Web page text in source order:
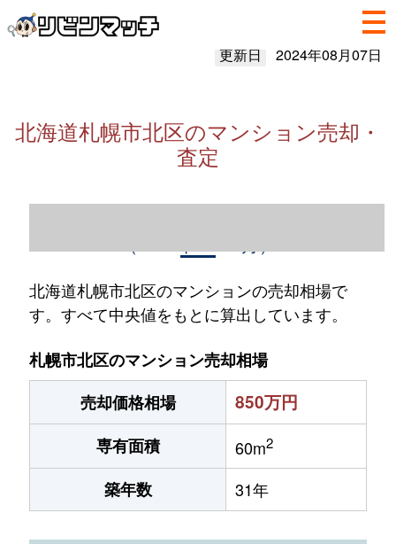
更新日 2024年08月07日
北海道札幌市北区のマンション売却・
査定
北海道札幌市北区のマンションの売却相場で
す。すべて中央値をもとに算出しています。
札幌市北区のマンション売却相場
売却価格相場
850万円
専有面積 60m2
築年数 31年